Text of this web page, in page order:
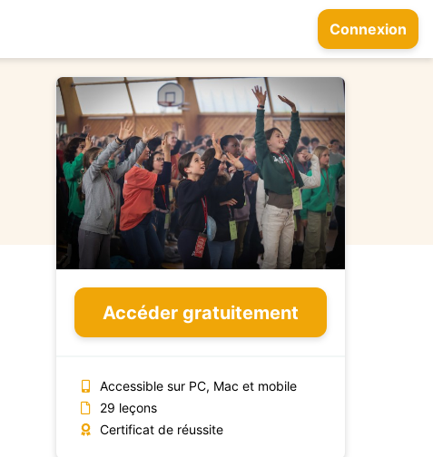
Connexion
Accéder gratuitement
Accessible sur PC, Mac et mobile
29 leçons
Certificat de réussite